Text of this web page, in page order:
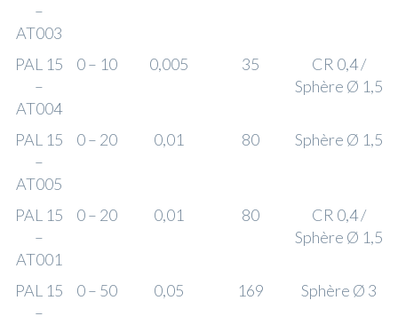
–
AT003
PAL 15
–
AT004
0 – 10 0,005 35
CR 0,4 /
Sphère Ø 1,5
PAL 15
–
AT005
0 – 20 0,01 80 Sphère Ø 1,5
PAL 15
–
AT001
0 – 20 0,01 80
CR 0,4 /
Sphère Ø 1,5
PAL 15
–
0 – 50 0,05 169 Sphère Ø 3